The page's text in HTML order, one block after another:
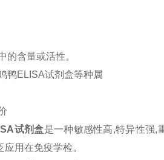
的含量或活性。
鸭ELISA试剂盒等种属
试剂盒是一种敏感性高,特异性强,
用在免疫学检。